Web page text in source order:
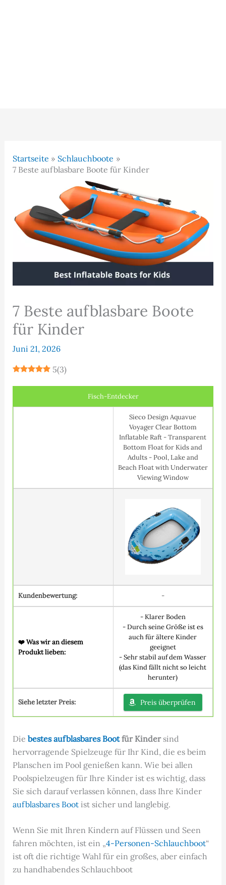
Startseite
Schlauchboote
7 Beste aufblasbare Boote für Kinder
7 Beste aufblasbare Boote
für Kinder
Juni 21, 2026
5(3)
Fisch-Entdecker
Sieco Design Aquavue
Voyager Clear Bottom
Inflatable Raft - Transparent
Bottom Float for Kids and
Adults - Pool, Lake and
Beach Float with Underwater
Viewing Window
Kundenbewertung: -
❤️ Was wir an diesem
Produkt lieben:
- Klarer Boden
- Durch seine Größe ist es
auch für ältere Kinder
geeignet
- Sehr stabil auf dem Wasser
(das Kind fällt nicht so leicht
herunter)
Siehe letzter Preis: Preis überprüfen
Die bestes aufblasbares Bootfür Kinder sind
hervorragende Spielzeuge für Ihr Kind, die es beim
Planschen im Pool genießen kann. Wie bei allen
Poolspielzeugen für Ihre Kinder ist es wichtig, dass
Sie sich darauf verlassen können, dass Ihre Kinder
aufblasbares Bootist sicher und langlebig.
Wenn Sie mit Ihren Kindern auf Flüssen und Seen
fahren möchten, ist ein „4-Personen-Schlauchboot“
ist oft die richtige Wahl für ein großes, aber einfach
zu handhabendes Schlauchboot